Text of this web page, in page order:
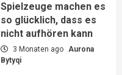
Spielzeuge machen es
so glücklich, dass es
nicht aufhören kann
3 Monaten ago Aurona
Bytyqi